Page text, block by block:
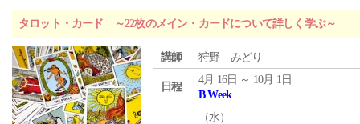
タロット・カード ～22枚のメイン・カードについて詳しく学ぶ～
講師 狩野 みどり
日程
4月 16日 ～ 10月 1日
B Week
（水）